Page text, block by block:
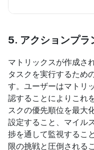
5. アクションプラ
マトリックスが作成さ
タスクを実行するため
す。ユーザーはマトリ
認することによりこれ
スクの優先順位を最大
設定すること、マイル
捗を通して監視するこ
限の挑戦と圧倒される